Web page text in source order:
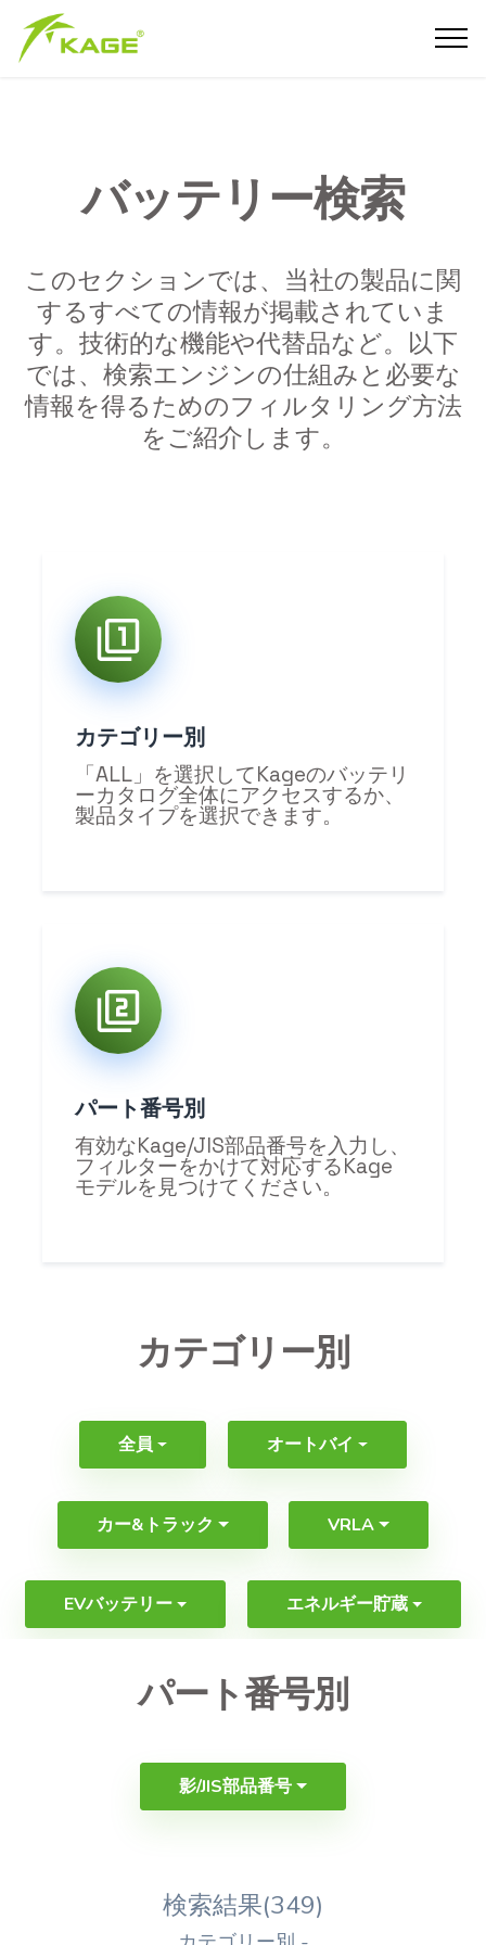
バッテリー検索
このセクションでは、当社の製品に関
するすべての情報が掲載されていま
す。技術的な機能や代替品など。以下
では、検索エンジンの仕組みと必要な
情報を得るためのフィルタリング方法
をご紹介します。
カテゴリー別
「ALL」を選択してKageのバッテリ
ーカタログ全体にアクセスするか、
製品タイプを選択できます。
パート番号別
有効なKage/JIS部品番号を入力し、
フィルターをかけて対応するKage
モデルを見つけてください。
カテゴリー別
全員 オートバイ
カー&トラック VRLA
EVバッテリー エネルギー貯蔵
パート番号別
影/JIS部品番号
検索結果(349)